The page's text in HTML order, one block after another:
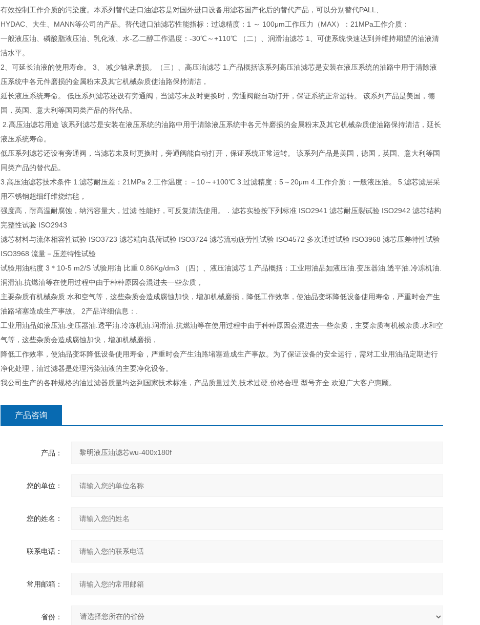
有效控制工作介质的污染度。本系列替代进口油滤芯是对国外进口设备用滤芯国产化后的替代产品，可以分别替代PALL、
HYDAC、大生、MANN等公司的产品。替代进口油滤芯性能指标：过滤精度：1 ～ 100μm工作压力（MAX）：21MPa工作介质：
一般液压油、磷酸脂液压油、乳化液、水-乙二醇工作温度：-30℃～+110℃ （二）、润滑油滤芯 1、可使系统快速达到并维持期望的油液清
洁水平。
2、可延长油液的使用寿命。 3、 减少轴承磨损。（三）、高压油滤芯 1.产品概括该系列高压油滤芯是安装在液压系统的油路中用于清除液
压系统中各元件磨损的金属粉末及其它机械杂质使油路保持清洁，
延长液压系统寿命。 低压系列滤芯还设有旁通阀，当滤芯未及时更换时，旁通阀能自动打开，保证系统正常运转。 该系列产品是美国，德
国，英国、意大利等国同类产品的替代品。
2.高压油滤芯用途 该系列滤芯是安装在液压系统的油路中用于清除液压系统中各元件磨损的金属粉末及其它机械杂质使油路保持清洁，延长
液压系统寿命。
低压系列滤芯还设有旁通阀，当滤芯未及时更换时，旁通阀能自动打开，保证系统正常运转。 该系列产品是美国，德国，英国、意大利等国
同类产品的替代品。
3.高压油滤芯技术条件 1.滤芯耐压差：21MPa 2.工作温度：－10～+100℃ 3.过滤精度：5～20μm 4.工作介质：一般液压油。 5.滤芯滤层采
用不锈钢超细纤维烧结毡，
强度高，耐高温耐腐蚀，纳污容量大，过滤 性能好，可反复清洗使用。．滤芯实验按下列标准 ISO2941 滤芯耐压裂试验 ISO2942 滤芯结构
完整性试验 ISO2943
滤芯材料与流体相容性试验 ISO3723 滤芯端向载荷试验 ISO3724 滤芯流动疲劳性试验 ISO4572 多次通过试验 ISO3968 滤芯压差特性试验
ISO3968 流量－压差特性试验
试验用油粘度 3＊10-5 m2/S 试验用油 比重 0.86Kg/dm3 （四）、液压油滤芯 1.产品概括：工业用油品如液压油.变压器油.透平油.冷冻机油.
润滑油.抗燃油等在使用过程中由于种种原因会混进去一些杂质，
主要杂质有机械杂质.水和空气等，这些杂质会造成腐蚀加快，增加机械磨损，降低工作效率，使油品变坏降低设备使用寿命，严重时会产生
油路堵塞造成生产事故。 2产品详细信息：.
工业用油品如液压油.变压器油.透平油.冷冻机油.润滑油.抗燃油等在使用过程中由于种种原因会混进去一些杂质，主要杂质有机械杂质.水和空
气等，这些杂质会造成腐蚀加快，增加机械磨损，
降低工作效率，使油品变坏降低设备使用寿命，严重时会产生油路堵塞造成生产事故。为了保证设备的安全运行，需对工业用油品定期进行
净化处理，油过滤器是处理污染油液的主要净化设备。
我公司生产的各种规格的油过滤器质量均达到国家技术标准，产品质量过关,技术过硬,价格合理.型号齐全.欢迎广大客户惠顾。
产品咨询
产品：
您的单位：
您的姓名：
联系电话：
常用邮箱：
省份：